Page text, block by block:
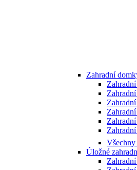
Zahradní
Všechny
Úložné